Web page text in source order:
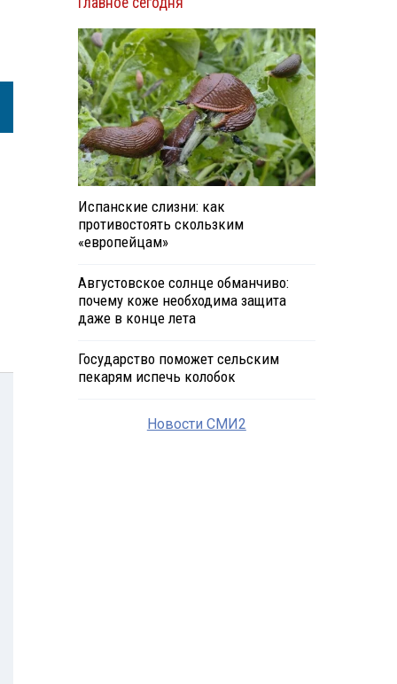
Испанские слизни: как
противостоять скользким
«европейцам»
Августовское солнце обманчиво:
почему коже необходима защита
даже в конце лета
Государство поможет сельским
пекарям испечь колобок
Новости СМИ2